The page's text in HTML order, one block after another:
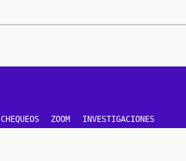
CHEQUEOS ZOOM INVESTIGACIONES